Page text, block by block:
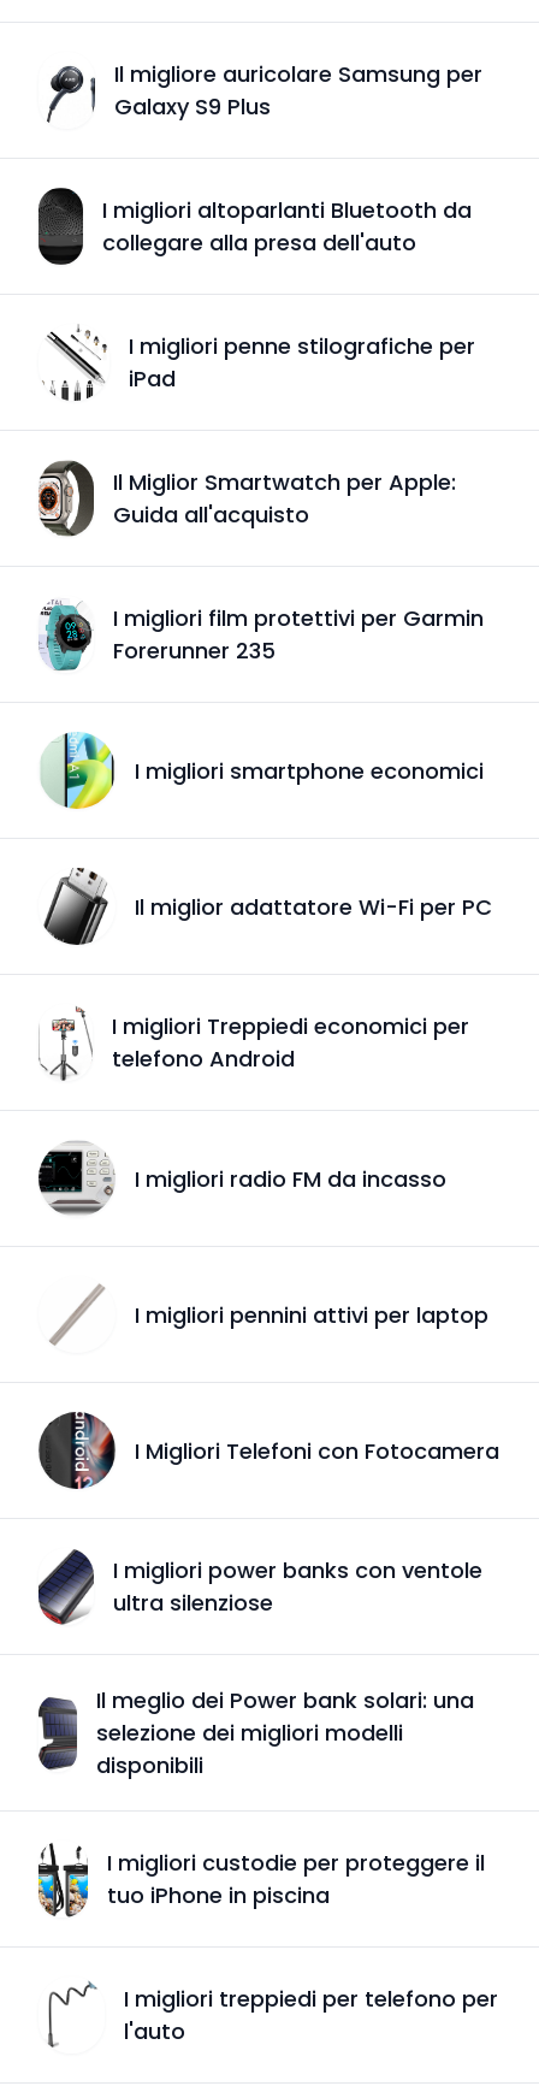
Il migliore auricolare Samsung per
Galaxy S9 Plus
I migliori altoparlanti Bluetooth da
collegare alla presa dell'auto
I migliori penne stilografiche per
iPad
Il Miglior Smartwatch per Apple:
Guida all'acquisto
I migliori film protettivi per Garmin
Forerunner 235
I migliori smartphone economici
Il miglior adattatore Wi-Fi per PC
I migliori Treppiedi economici per
telefono Android
I migliori radio FM da incasso
I migliori pennini attivi per laptop
I Migliori Telefoni con Fotocamera
I migliori power banks con ventole
ultra silenziose
Il meglio dei Power bank solari: una
selezione dei migliori modelli
disponibili
I migliori custodie per proteggere il
tuo iPhone in piscina
I migliori treppiedi per telefono per
l'auto